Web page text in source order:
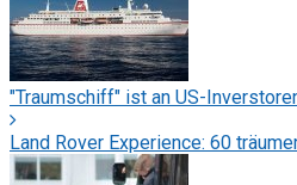
"Traumschiff" ist an US-
Land Rover Experience: 60